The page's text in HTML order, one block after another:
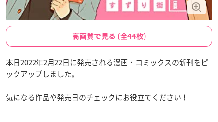
高画質で見る (全44枚)
本日2022年2月22日に発売される漫画・コミックスの新刊をピ
ックアップしました。
気になる作品や発売日のチェックにお役立てください！